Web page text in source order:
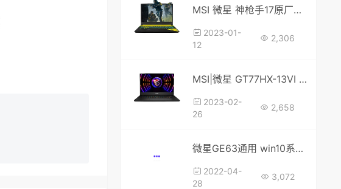
MSI 微星 神枪手17原厂Windows11系统 带一键恢复
2023-01-
12
2,306
MSI|微星 GT77HX-13VI 2023 原厂Windows11镜像带F3一键恢复
2023-02-
26
2,658
微星GE63通用 win10系统X64位下载(msi)原装Windows10 64bit OEM系统下载原版ISO
2022-04-
28
3,072